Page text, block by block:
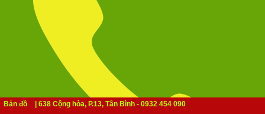
Bản đồ | 638 Cộng hòa, P.13, Tân Bình - 0932 454 090